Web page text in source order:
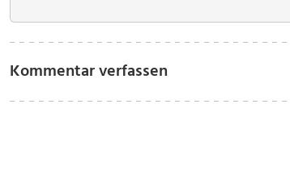
Kommentar verfassen